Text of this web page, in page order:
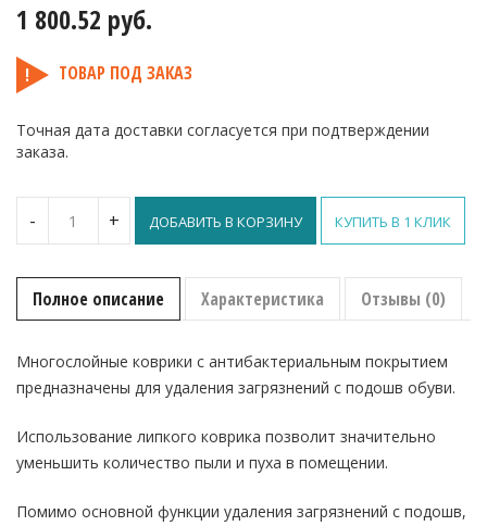
1 800.52 руб.
ТОВАР ПОД ЗАКАЗ
Точная дата доставки согласуется при подтверждении
заказа.
-
Многослойный
антибактериальный
(30
115х45
см
+ ДОБАВИТЬ В КОРЗИНУ КУПИТЬ В 1 КЛИК
Полное описание Характеристика Отзывы (0)
Многослойные коврики с антибактериальным покрытием
предназначены для удаления загрязнений с подошв обуви.
Использование липкого коврика позволит значительно
уменьшить количество пыли и пуха в помещении.
Помимо основной функции удаления загрязнений с подошв,